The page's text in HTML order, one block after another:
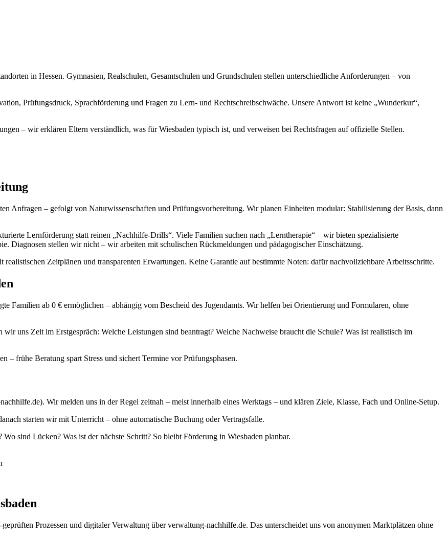
in Hessen. Gymnasien, Realschulen, Gesamtschulen und Grundschulen stellen unterschiedliche Anforderungen – von
Prüfungsdruck, Sprachförderung und Fragen zu Lern- und Rechtschreibschwäche. Unsere Antwort ist keine „Wunderkur“,
– wir erklären Eltern verständlich, was für Wiesbaden typisch ist, und verweisen bei Rechtsfragen auf offizielle Stellen.
Anfragen – gefolgt von Naturwissenschaften und Prüfungsvorbereitung. Wir planen Einheiten modular: Stabilisierung der Basis, dann
Lernförderung statt reinen „Nachhilfe-Drills“. Viele Familien suchen nach „Lerntherapie“ – wir bieten spezialisierte
Diagnosen stellen wir nicht – wir arbeiten mit schulischen Rückmeldungen und pädagogischer Einschätzung.
Zeitplänen und transparenten Erwartungen. Keine Garantie auf bestimmte Noten: dafür nachvollziehbare Arbeitsschritte.
Familien ab 0 € ermöglichen – abhängig vom Bescheid des Jugendamts. Wir helfen bei Orientierung und Formularen, ohne
uns Zeit im Erstgespräch: Welche Leistungen sind beantragt? Welche Nachweise braucht die Schule? Was ist realistisch im
frühe Beratung spart Stress und sichert Termine vor Prüfungsphasen.
Wir melden uns in der Regel zeitnah – meist innerhalb eines Werktags – und klären Ziele, Klasse, Fach und Online-Setup.
starten wir mit Unterricht – ohne automatische Buchung oder Vertragsfalle.
sind Lücken? Was ist der nächste Schritt? So bleibt Förderung in Wiesbaden planbar.
Prozessen und digitaler Verwaltung über verwaltung-nachhilfe.de. Das unterscheidet uns von anonymen Marktplätzen ohne